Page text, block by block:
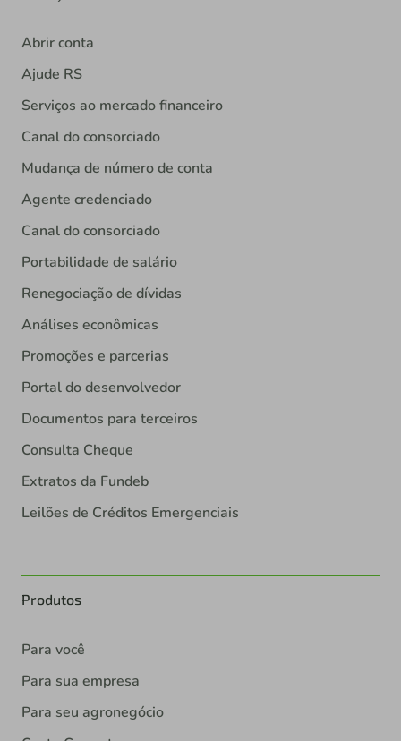
Abrir conta
Ajude RS
Serviços ao mercado financeiro
Canal do consorciado
Mudança de número de conta
Agente credenciado
Canal do consorciado
Portabilidade de salário
Renegociação de dívidas
Análises econômicas
Promoções e parcerias
Portal do desenvolvedor
Documentos para terceiros
Consulta Cheque
Extratos da Fundeb
Leilões de Créditos Emergenciais
Produtos
Para você
Para sua empresa
Para seu agronegócio